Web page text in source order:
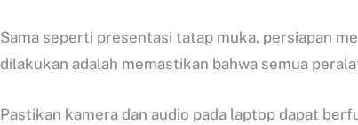
Sama seperti presentasi tatap muka, persiapan
dilakukan adalah memastikan bahwa semua
Pastikan kamera dan audio pada laptop dapat